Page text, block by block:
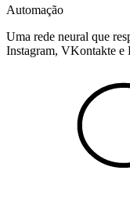
Automação
Uma rede neural que
Instagram, VKontakte e